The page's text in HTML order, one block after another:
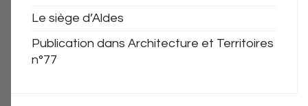
Le siège d’Aldes
Publication dans Architecture et Territoires
n°77